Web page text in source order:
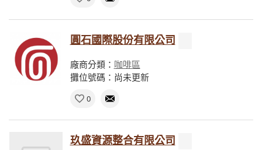
圓石國際股份有限公司
廠商分類： 咖啡區
攤位號碼：尚未更新
0
玖盛資源整合有限公司